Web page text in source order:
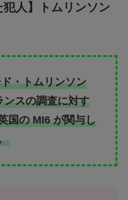
犯人】トムリンソン
・トムリンソン
ンスの調査に対す
国の MI6 が関与し